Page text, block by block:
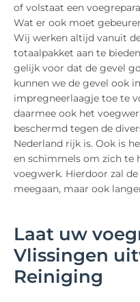
of volstaat een
Wat er ook moet
Wij werken altijd vanuit
totaalpakket aan te
gelijk voor dat de gevel
kunnen we de gevel ook
impregneerlaagje toe te
daarmee ook het
beschermd tegen de
Nederland rijk is. Ook is
en schimmels om zich te
voegwerk. Hierdoor zal
meegaan, maar ook
Laat uw
Vlissingen
Reiniging